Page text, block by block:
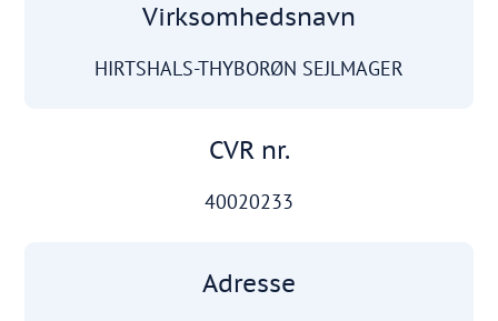
Kontakt
Virksomhedsnavn
HIRTSHALS-THYBORØN SEJLMAGER
CVR nr.
40020233
Adresse